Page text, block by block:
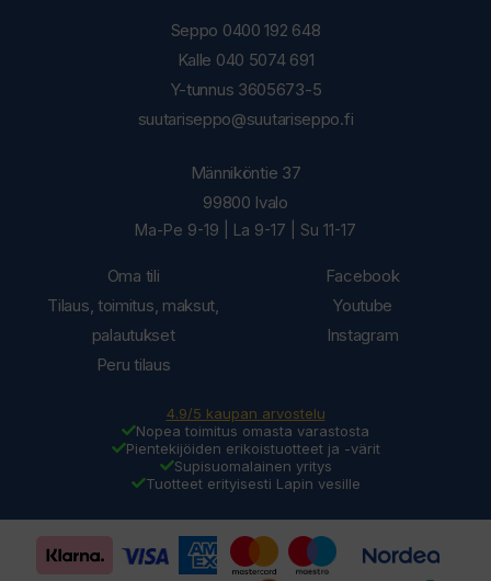
Seppo 0400 192 648
Kalle 040 5074 691
Y-tunnus 3605673-5
suutariseppo@suutariseppo.fi
Oma tili
Tilaus, toimitus, maksut,
palautukset
Peru tilaus
Männiköntie 37
99800 Ivalo
Ma-Pe 9-19 | La 9-17 | Su 11-17
Facebook
Youtube
Instagram
4.9/5 kaupan arvostelu
Nopea toimitus omasta varastosta
Pientekijöiden erikoistuotteet ja -värit
Supisuomalainen yritys
Tuotteet erityisesti Lapin vesille